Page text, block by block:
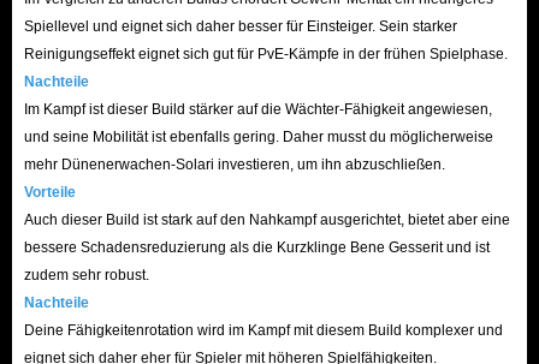
landwirtschaftliche Fähigkeiten und Kenntnisse beherrschen.
Aber wer weiß noch, wie der ursprüngliche Zweck des Spielens die
Ressourcensammeln verbringen? Warum also nicht ein wenig Geld
ausgeben, um das Problem zu lösen? Kaufe Dune Awakening-Materialien
auf einer sicheren und zuverlässigen Website. So kannst du dich ganz auf
den Überlebensdruck und die Bedrohung durch Sandwürmer im Spiel
Häufig gestellte Fragen zum Kauf von Dune
Spiellevel und eignet sich daher besser für Einsteiger. Sein starker
Reinigungseffekt eignet sich gut für PvE-Kämpfe in der frühen Spielphase.
Nachteile
Im Kampf ist dieser Build stärker auf die Wächter-Fähigkeit angewiesen,
und seine Mobilität ist ebenfalls gering. Daher musst du möglicherweise
mehr Dünenerwachen-Solari investieren, um ihn abzuschließen.
Vorteile
Auch dieser Build ist stark auf den Nahkampf ausgerichtet, bietet aber eine
bessere Schadensreduzierung als die Kurzklinge Bene Gesserit und ist
zudem sehr robust.
Nachteile
Deine Fähigkeitenrotation wird im Kampf mit diesem Build komplexer und
eignet sich daher eher für Spieler mit höheren Spielfähigkeiten.